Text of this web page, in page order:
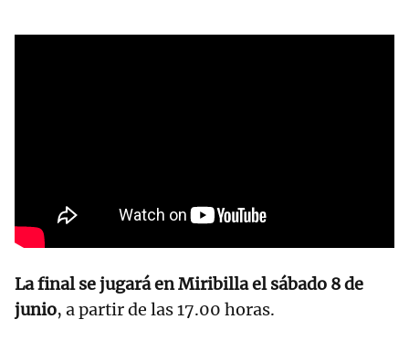
La final se jugará en Miribilla el sábado 8 de
junio, a partir de las 17.00 horas.